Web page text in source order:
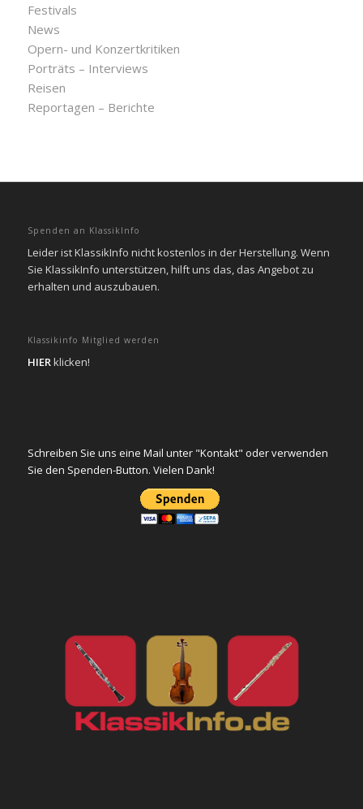
Festivals
News
Opern- und Konzertkritiken
Porträts – Interviews
Reisen
Reportagen – Berichte
Spenden an KlassikInfo
Leider ist KlassikInfo nicht kostenlos in der Herstellung. Wenn
Sie KlassikInfo unterstützen, hilft uns das, das Angebot zu
erhalten und auszubauen.
Klassikinfo Mitglied werden
HIERklicken!
Schreiben Sie uns eine Mail unter "Kontakt" oder verwenden
Sie den Spenden-Button. Vielen Dank!